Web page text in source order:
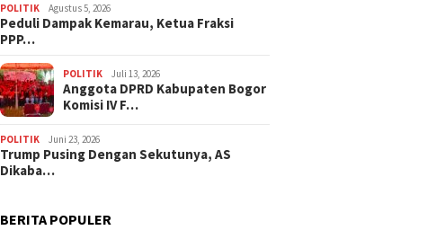
POLITIK Agustus 5, 2026
‎Peduli Dampak Kemarau, Ketua Fraksi
PPP…
POLITIK Juli 13, 2026
Anggota DPRD Kabupaten Bogor
Komisi IV F…
POLITIK Juni 23, 2026
Trump Pusing Dengan Sekutunya, AS
Dikaba…
BERITA POPULER